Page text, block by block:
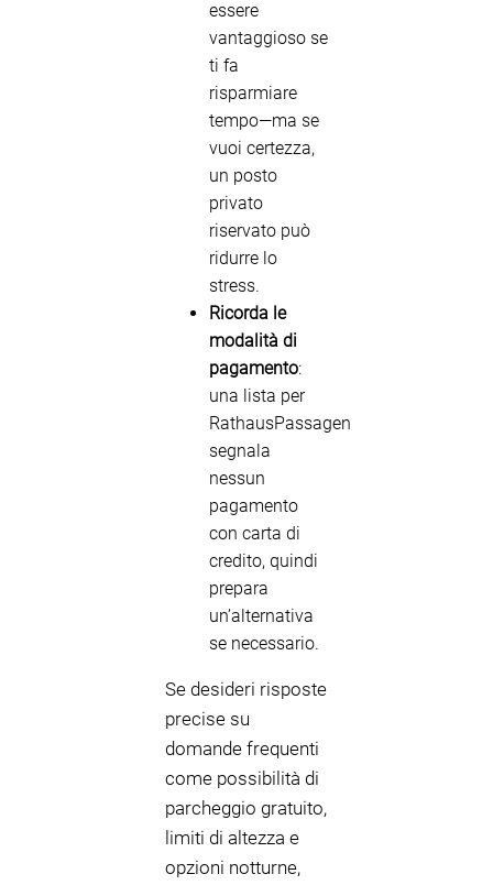
essere
vantaggioso se
ti fa
risparmiare
tempo—ma se
vuoi certezza,
un posto
privato
riservato può
ridurre lo
stress.
Ricorda le
modalità di
pagamento:
una lista per
RathausPassagen
segnala
nessun
pagamento
con carta di
credito, quindi
prepara
un’alternativa
se necessario.
Se desideri risposte
precise su
domande frequenti
come possibilità di
parcheggio gratuito,
limiti di altezza e
opzioni notturne,